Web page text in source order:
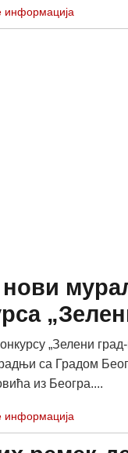
информација
нови
„Зелени
са Градом
из Београ....
информација